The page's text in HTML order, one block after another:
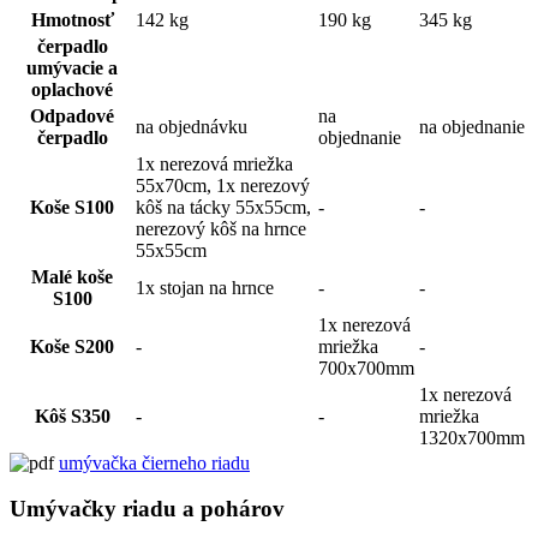
Hmotnosť
142 kg 190 kg
345 kg
čerpadlo
umývacie a
oplachové
Odpadové
čerpadlo
na objednávku
na
objednanie
na objednanie
Koše S100
1x nerezová mriežka
55x70cm, 1x nerezový
kôš na tácky 55x55cm,
nerezový kôš na hrnce
55x55cm
- -
Malé koše
S100
1x stojan na hrnce - -
Koše S200 -
1x nerezová
mriežka
700x700mm
-
Kôš S350 - -
1x nerezová
mriežka
1320x700mm
umývačka čierneho riadu
Umývačky riadu a pohárov